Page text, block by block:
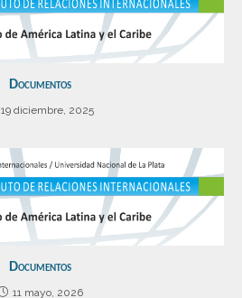
Documentos
19 diciembre, 2025
Documentos
11 mayo, 2026